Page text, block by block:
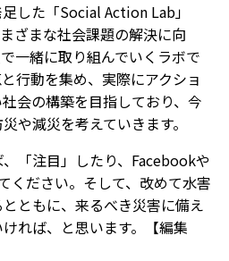
した「Social Action Lab」
ざまな社会課題の解決に向
一緒に取り組んでいくラボで
行動を集め、実際にアクショ
会の構築を目指しており、今
や減災を考えていきます。
「注目」したり、Facebookや
ださい。そして、改めて水害
ともに、来るべき災害に備え
れば、と思います。【編集